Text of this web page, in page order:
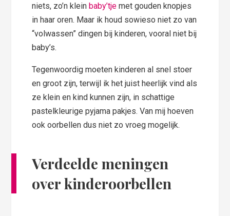
niets, zo’n kleinbaby’tjemet gouden knopjes
in haar oren. Maar ik houd sowieso niet zo van
“volwassen” dingen bij kinderen, vooral niet bij
baby’s.
Tegenwoordig moeten kinderen al snel stoer
en groot zijn, terwijl ik het juist heerlijk vind als
ze klein en kind kunnen zijn, in schattige
pastelkleurige pyjama pakjes. Van mij hoeven
ook oorbellen dus niet zo vroeg mogelijk.
Verdeelde meningen
over kinderoorbellen